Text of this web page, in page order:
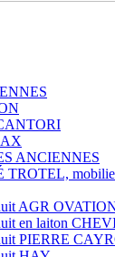
ANCIENNES
TROTEL,
AGR
en laiton
PIERRE